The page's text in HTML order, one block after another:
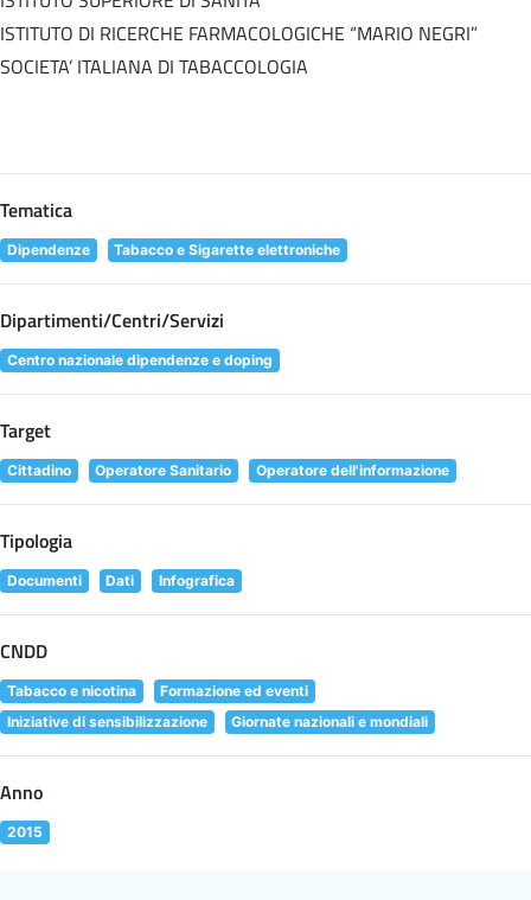
ISTITUTO DI RICERCHE FARMACOLOGICHE “MARIO NEGRI”
SOCIETA’ ITALIANA DI TABACCOLOGIA
Tematica
Dipendenze Tabacco e Sigarette elettroniche
Dipartimenti/Centri/Servizi
Centro nazionale dipendenze e doping
Target
Cittadino Operatore Sanitario Operatore dell'informazione
Tipologia
Documenti Dati Infografica
CNDD
Tabacco e nicotina
Formazione ed eventi
Iniziative di sensibilizzazione
Giornate nazionali e mondiali
Anno
2015